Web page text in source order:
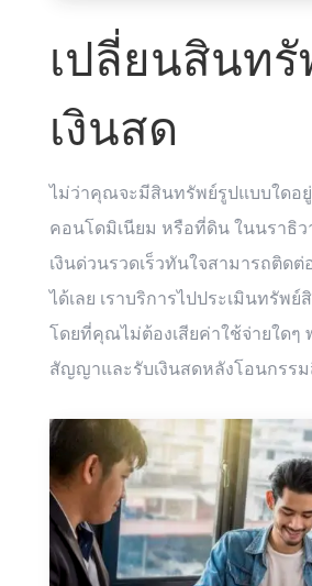
เปลี่ยนสินท
เงินสด
ไม่ว่าคุณจะมีสินทรัพย์รูปแบบใดอ
คอนโดมิเนียม หรือที่ดิน ในนราธิว
เงินด่วนรวดเร็วทันใจสามารถติดต่
ได้เลย เราบริการไปประเมินทรัพ
โดยที่คุณไม่ต้องเสียค่าใช้จ่ายใดๆ
สัญญาและรับเงินสดหลังโอนกรร